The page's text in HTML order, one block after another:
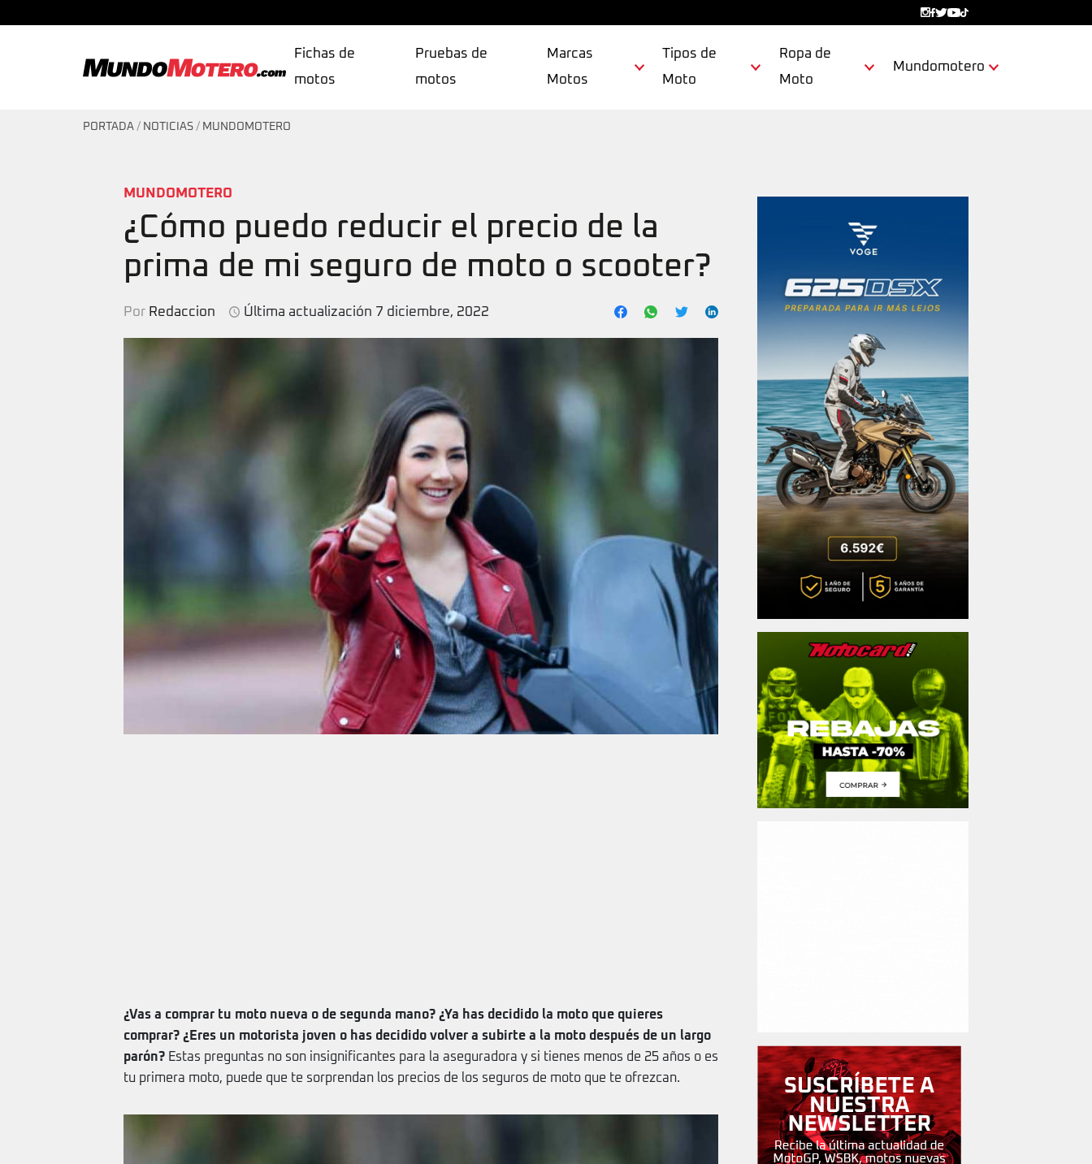
Fichas de
motos
Pruebas de
motos
Marcas
Motos
Tipos de
Moto
Ropa de
Moto
Mundomotero
PORTADA / NOTICIAS / MUNDOMOTERO
MUNDOMOTERO
¿Cómo puedo reducir el precio de la
prima de mi seguro de moto o scooter?
Por Redaccion Última actualización 7 diciembre, 2022
¿Vas a comprar tu moto nueva o de segunda mano? ¿Ya has decidido la moto que quieres
comprar? ¿Eres un motorista joven o has decidido volver a subirte a la moto después de un largo
parón? Estas preguntas no son insignificantes para la aseguradora y si tienes menos de 25 años o es
tu primera moto, puede que te sorprendan los precios de los seguros de moto que te ofrezcan.